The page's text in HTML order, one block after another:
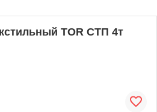
TOR СТП 4т